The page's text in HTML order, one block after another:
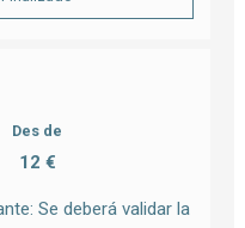
Des de
12 €
Se deberá validar la